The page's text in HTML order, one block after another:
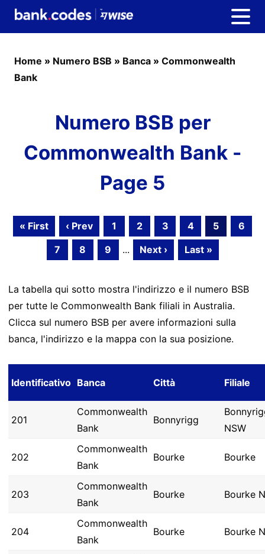
Home » Numero BSB » Banca » Commonwealth
Bank
Numero BSB per
Commonwealth Bank -
Page 5
« First ‹ Prev 1 2 3 4 5
6
7
8 9 ... Next › Last »
La tabella qui sotto mostra l'indirizzo e il numero BSB
per tutte le Commonwealth Bank filiali in Australia.
Clicca sul numero BSB per avere informazioni sulla
banca, l'indirizzo e la mappa con la sua posizione.
Identificativo Banca Città Filiale
201
Commonwealth
Bank
Bonnyrigg
NSW
202
Commonwealth
Bank
Bourke Bourke
203
Commonwealth
Bank
Bourke Bourke
204
Commonwealth
Bank
Bourke Bourke